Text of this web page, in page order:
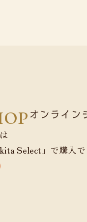
Select」で購入